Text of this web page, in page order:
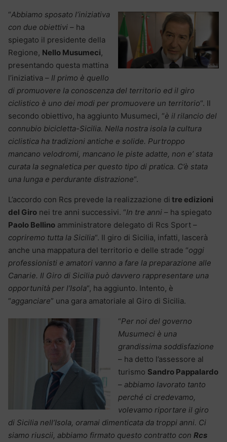
“Abbiamo sposato l’iniziativa
con due obiettivi – ha
spiegato il presidente della
Regione, Nello Musumeci,
presentando questa mattina
l’iniziativa – Il primo è quello
di promuovere la conoscenza del territorio ed il giro
ciclistico è uno dei modi per promuovere un territorio“. Il
secondo obiettivo, ha aggiunto Musumeci, “è il rilancio del
connubio bicicletta-Sicilia. Nella nostra isola la cultura
ciclistica ha tradizioni antiche e solide. Purtroppo
mancano velodromi, mancano le piste adatte, non e’ stata
curata la segnaletica per questo tipo di pratica. C’è stata
una lunga e perdurante distrazione“.
L’accordo con Rcs prevede la realizzazione di tre edizioni
del Giro nei tre anni successivi. “In tre anni – ha spiegato
Paolo Bellino amministratore delegato di Rcs Sport –
copriremo tutta la Sicilia“. Il giro di Sicilia, infatti, lascerà
anche una mappatura del territorio e delle strade “oggi
professionisti e amatori vanno a fare la preparazione alle
Canarie. Il Giro di Sicilia può davvero rappresentare una
opportunità per l’Isola“, ha aggiunto. Intento, è
“agganciare” una gara amatoriale al Giro di Sicilia.
“Per noi del governo
Musumeci è una
grandissima soddisfazione
– ha detto l’assessore al
turismo Sandro Pappalardo
– abbiamo lavorato tanto
perché ci credevamo,
volevamo riportare il giro
di Sicilia nell’Isola, oramai dimenticata da troppi anni. Ci
siamo riuscii, abbiamo firmato questo contratto con Rcs